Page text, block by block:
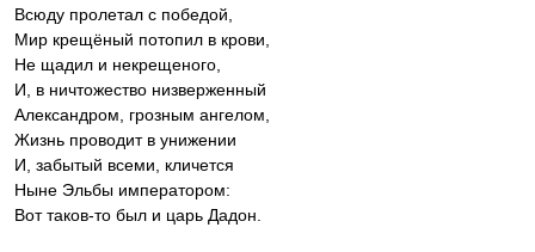
Всюду пролетал с победой,
Мир крещёный потопил в крови,
Не щадил и некрещеного,
И, в ничтожество низверженный
Александром, грозным ангелом,
Жизнь проводит в унижении
И, забытый всеми, кличется
Ныне Эльбы императором:
Вот таков-то был и царь Дадон.